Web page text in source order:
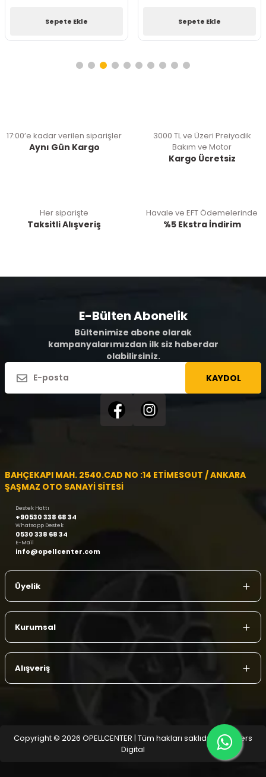
Sepete Ekle Sepete Ekle
17:00’e kadar verilen siparişler
Aynı Gün Kargo
3000 TL ve Üzeri Preiyodik
Bakım ve Motor
Kargo Ücretsiz
Her siparişte
Taksitli Alışveriş
Havale ve EFT Ödemelerinde
%5 Ekstra İndirim
E-Bülten Abonelik
Bültenimize abone olarak
kampanyalarımızdan ilk siz haberdar
olabilirsiniz.
KAYDOL
BAHÇEKAPI MAH. 2540.CAD NO :14 ETİMESGUT / ANKARA
ŞAŞMAZ OTO SANAYİ SİTESİ
Destek Hattı
+90530 338 68 34
Whatsapp Destek
0530 338 68 34
E-Mail
info@opellcenter.com
Üyelik
Kurumsal
Alışveriş
Copyright © 2026 OPELLCENTER | Tüm hakları saklıdır.
| Reliefers
Digital